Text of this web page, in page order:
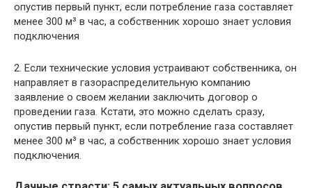
опустив первый пункт, если потребление газа составляет
менее 300 м³ в час, а собственник хорошо знает условия
подключения
2. Если технические условия устраивают собственника, он
направляет в газораспределительную компанию
заявление о своем желании заключить договор о
проведении газа. Кстати, это можно сделать сразу,
опустив первый пункт, если потребление газа составляет
менее 300 м³ в час, а собственник хорошо знает условия
подключения.